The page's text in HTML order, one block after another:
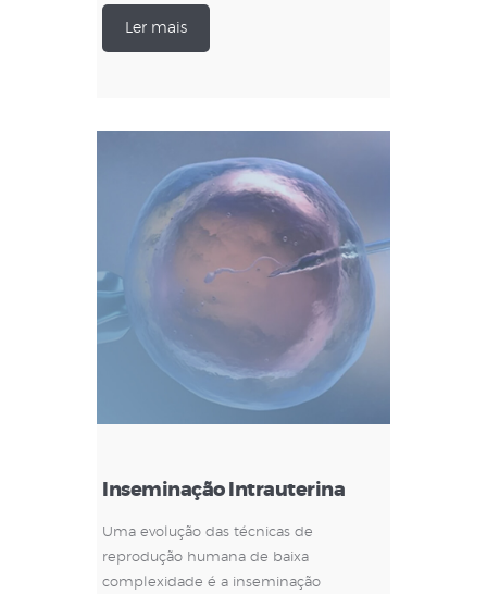
Ler mais
Inseminação Intrauterina
Uma evolução das técnicas de
reprodução humana de baixa
complexidade é a inseminação